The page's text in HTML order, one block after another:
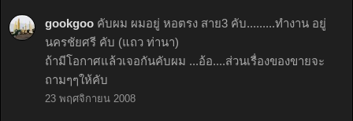
gookgoo คับผม ผมอยู่ หอตรง สาย3 คับ.........ทำงาน อยู่
นครชัยศรี คับ (แถว ท่านา)
ถ้ามีโอกาศแล้วเจอกันคับผม ...อ้อ....ส่วนเรื่องของขายจะ
ถามๆๆให้คับ
23 พฤศจิกายน 2008